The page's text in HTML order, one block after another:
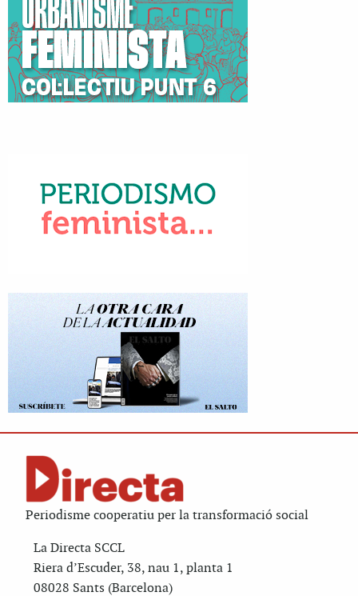
Periodisme cooperatiu per la transformació social
La Directa SCCL
Riera d’Escuder, 38, nau 1, planta 1
08028 Sants (Barcelona)